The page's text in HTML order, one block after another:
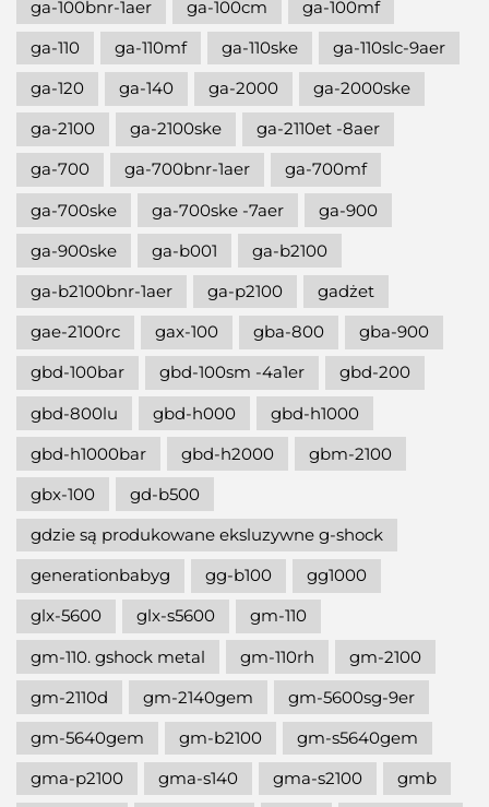
ga-100bnr-1aer ga-100cm
ga-100mf
ga-110
ga-110mf ga-110ske
ga-110slc-9aer
ga-120
ga-140 ga-2000
ga-2000ske
ga-2100
ga-2100ske
ga-2110et -8aer
ga-700
ga-700bnr-1aer
ga-700mf
ga-700ske
ga-700ske -7aer
ga-900
ga-900ske
ga-b001
ga-b2100
ga-b2100bnr-1aer
ga-p2100
gadżet
gae-2100rc
gax-100 gba-800
gba-900
gbd-100bar
gbd-100sm -4a1er
gbd-200
gbd-800lu
gbd-h000
gbd-h1000
gbd-h1000bar
gbd-h2000
gbm-2100
gbx-100
gd-b500
gdzie są produkowane eksluzywne g-shock
generationbabyg
gg-b100
gg1000
glx-5600
glx-s5600
gm-110
gm-110. gshock metal
gm-110rh
gm-2100
gm-2110d
gm-2140gem
gm-5600sg-9er
gm-5640gem
gm-b2100
gm-s5640gem
gma-p2100
gma-s140 gma-s2100
gmb